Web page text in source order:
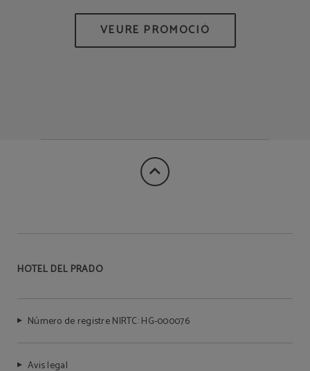
HOTEL DEL PRADO
Número de registre NIRTC: HG-000076
Avis legal